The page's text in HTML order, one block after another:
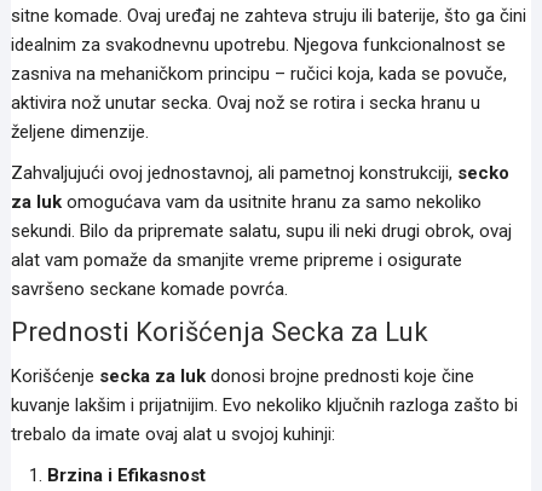
sitne komade. Ovaj uređaj ne zahteva struju ili baterije, što ga čini
idealnim za svakodnevnu upotrebu. Njegova funkcionalnost se
zasniva na mehaničkom principu – ručici koja, kada se povuče,
aktivira nož unutar secka. Ovaj nož se rotira i secka hranu u
željene dimenzije.
Zahvaljujući ovoj jednostavnoj, ali pametnoj konstrukciji, secko
za lukomogućava vam da usitnite hranu za samo nekoliko
sekundi. Bilo da pripremate salatu, supu ili neki drugi obrok, ovaj
alat vam pomaže da smanjite vreme pripreme i osigurate
savršeno seckane komade povrća.
Prednosti Korišćenja Secka za Luk
Korišćenje secka za lukdonosi brojne prednosti koje čine
kuvanje lakšim i prijatnijim. Evo nekoliko ključnih razloga zašto bi
trebalo da imate ovaj alat u svojoj kuhinji:
Brzina i Efikasnost